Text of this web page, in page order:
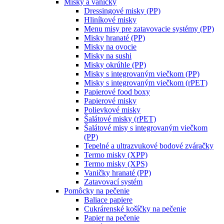
Dressingové misky (PP)
Hliníkové misky
Menu misy pre zatavovacie systémy (PP)
Misky hranaté (PP)
Misky na ovocie
Misky na sushi
Misky okrúhle (PP)
Misky s integrovaným viečkom (PP)
Misky s integrovaným viečkom (rPET)
Papierové food boxy
Papierové misky
Polievkové misky
Šalátové misky (rPET)
Šalátové misy s integrovaným viečkom
(PP)
Tepelné a ultrazvukové bodové zváračky
Termo misky (XPP)
Termo misky (XPS)
Vaničky hranaté (PP)
Zatavovací systém
Pomôcky na pečenie
Baliace papiere
Cukrárenské košíčky na pečenie
Papier na pečenie